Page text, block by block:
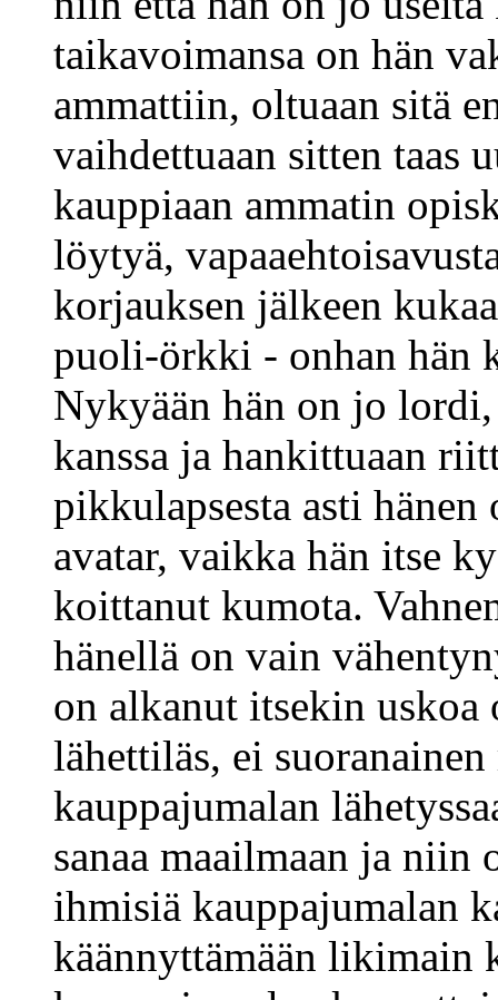
taikavoimansa on hän
ammattiin, oltuaan sitä
vaihdettuaan sitten taas
kauppiaan ammatin
löytyä,
korjauksen jälkeen
puoli-örkki - onhan hän
Nykyään hän on jo
kanssa ja hankittuaan
pikkulapsesta asti
avatar, vaikka hän itse
koittanut kumota.
hänellä on vain
on alkanut itsekin uskoa
lähettiläs, ei
kauppajumalan
sanaa maailmaan ja niin
ihmisiä kauppajumalan
käännyttämään likimain